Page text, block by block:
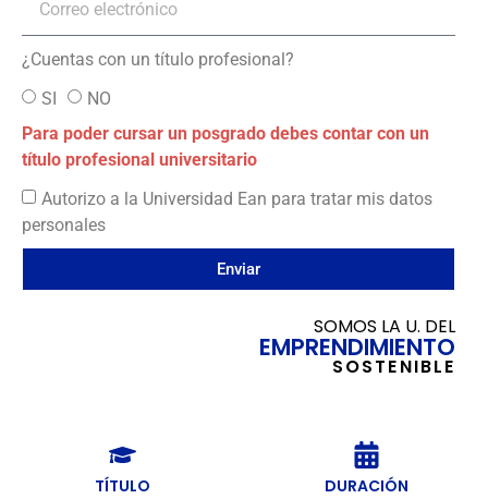
¿Cuentas con un título profesional?
SI
NO
Para poder cursar un posgrado debes contar con un
título profesional universitario
Autorizo a la Universidad Ean para tratar mis datos
personales
Enviar
SOMOS LA U. DEL
EMPRENDIMIENTO
SOSTENIBLE
TÍTULO DURACIÓN